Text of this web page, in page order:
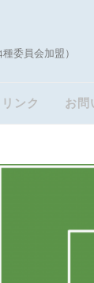
委員会加盟）
リンク お問